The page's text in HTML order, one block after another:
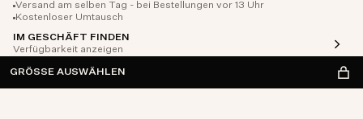
Versand am selben Tag - bei Bestellungen vor 13 Uhr
Kostenloser Umtausch
IM GESCHÄFT FINDEN
Verfügbarkeit anzeigen
GRÖSSE AUSWÄHLEN